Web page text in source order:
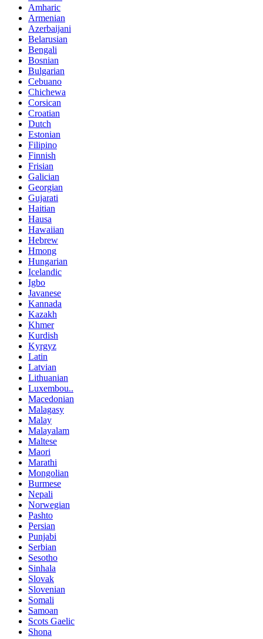
Amharic
Armenian
Azerbaijani
Belarusian
Bengali
Bosnian
Bulgarian
Cebuano
Chichewa
Corsican
Croatian
Dutch
Estonian
Filipino
Finnish
Frisian
Galician
Georgian
Gujarati
Haitian
Hausa
Hawaiian
Hebrew
Hmong
Hungarian
Icelandic
Igbo
Javanese
Kannada
Kazakh
Khmer
Kurdish
Kyrgyz
Latin
Latvian
Lithuanian
Luxembou..
Macedonian
Malagasy
Malay
Malayalam
Maltese
Maori
Marathi
Mongolian
Burmese
Nepali
Norwegian
Pashto
Persian
Punjabi
Serbian
Sesotho
Sinhala
Slovak
Slovenian
Somali
Samoan
Scots Gaelic
Shona